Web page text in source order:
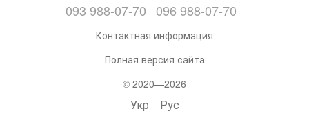
093 988-07-70 096 988-07-70
Контактная информация
Полная версия сайта
© 2020—2026
Укр Рус